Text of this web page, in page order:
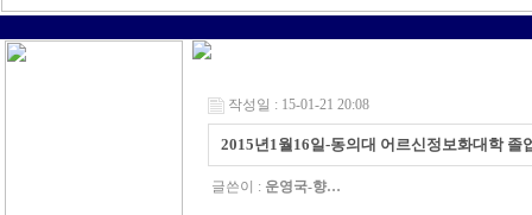
작성일 : 15-01-21 20:08
2015년1월16일-동의대 어르신정보화대학 졸
글쓴이 : 운영국-향…